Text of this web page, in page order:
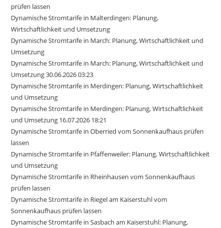
prüfen lassen
Dynamische Stromtarife in Malterdingen: Planung,
Wirtschaftlichkeit und Umsetzung
Dynamische Stromtarife in March: Planung, Wirtschaftlichkeit und
Umsetzung
Dynamische Stromtarife in March: Planung, Wirtschaftlichkeit und
Umsetzung 30.06.2026 03:23
Dynamische Stromtarife in Merdingen: Planung, Wirtschaftlichkeit
und Umsetzung
Dynamische Stromtarife in Merdingen: Planung, Wirtschaftlichkeit
und Umsetzung 16.07.2026 18:21
Dynamische Stromtarife in Oberried vom Sonnenkaufhaus prüfen
lassen
Dynamische Stromtarife in Pfaffenweiler: Planung, Wirtschaftlichkeit
und Umsetzung
Dynamische Stromtarife in Rheinhausen vom Sonnenkaufhaus
prüfen lassen
Dynamische Stromtarife in Riegel am Kaiserstuhl vom
Sonnenkaufhaus prüfen lassen
Dynamische Stromtarife in Sasbach am Kaiserstuhl: Planung,